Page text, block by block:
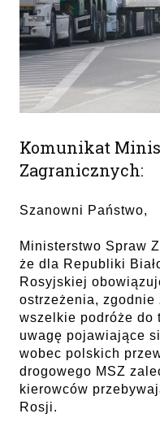
Komunikat
Zagranicznych:
Szanowni Państwo,
Ministerstwo Spraw
że dla Republiki
Rosyjskiej
ostrzeżenia, zgodnie
wszelkie podróże do
uwagę pojawiające
wobec polskich
drogowego MSZ
kierowców
Rosji.